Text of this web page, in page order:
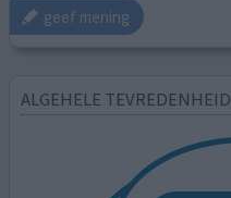
geef mening
ALGEHELE TEVREDENHEID